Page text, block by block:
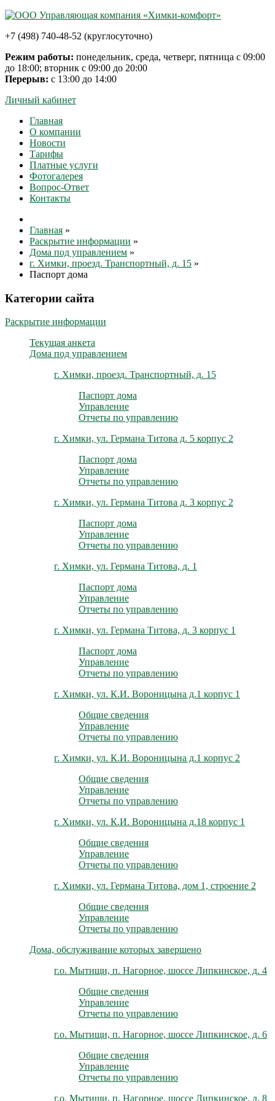
+7 (498) 740-48-52 (круглосуточно)
Режим работы: понедельник, среда, четверг, пятница с 09:00
до 18:00; вторник с 09:00 до 20:00
Перерыв: с 13:00 до 14:00
Личный кабинет
Главная
О компании
Новости
Тарифы
Платные услуги
Фотогалерея
Вопрос-Ответ
Контакты
Главная »
Раскрытие информации »
Дома под управлением »
г. Химки, проезд. Транспортный, д. 15 »
Паспорт дома
Категории сайта
Раскрытие информации
Текущая анкета
Дома под управлением
г. Химки, проезд. Транспортный, д. 15
Паспорт дома
Управление
Отчеты по управлению
г. Химки, ул. Германа Титова д. 5 корпус 2
Паспорт дома
Управление
Отчеты по управлению
г. Химки, ул. Германа Титова д. 3 корпус 2
Паспорт дома
Управление
Отчеты по управлению
г. Химки, ул. Германа Титова, д. 1
Паспорт дома
Управление
Отчеты по управлению
г. Химки, ул. Германа Титова, д. 3 корпус 1
Паспорт дома
Управление
Отчеты по управлению
г. Химки, ул. К.И. Вороницына д.1 корпус 1
Общие сведения
Управление
Отчеты по управлению
г. Химки, ул. К.И. Вороницына д.1 корпус 2
Общие сведения
Управление
Отчеты по управлению
г. Химки, ул. К.И. Вороницына д.18 корпус 1
Общие сведения
Управление
Отчеты по управлению
г. Химки, ул. Германа Титова, дом 1, строение 2
Общие сведения
Управление
Отчеты по управлению
Дома, обслуживание которых завершено
г.о. Мытищи, п. Нагорное, шоссе Липкинское, д. 4
Общие сведения
Управление
Отчеты по управлению
г.о. Мытищи, п. Нагорное, шоссе Липкинское, д. 6
Общие сведения
Управление
Отчеты по управлению
г.о. Мытищи, п. Нагорное, шоссе Липкинское, д. 8